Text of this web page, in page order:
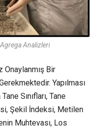
Agrega Analizleri
Onaylanmış Bir
Yapılması
Sınıfları, Tane
Şekil İndeksi, Metilen
Muhtevası, Los